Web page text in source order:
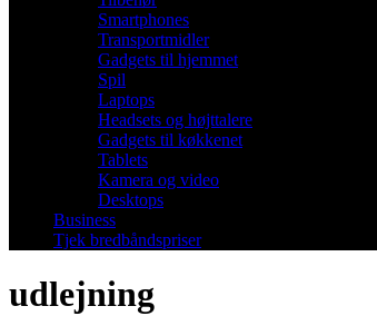
Smartphones
Transportmidler
Gadgets til hjemmet
Spil
Laptops
Headsets og højttalere
Gadgets til køkkenet
Tablets
Kamera og video
Desktops
Business
Tjek bredbåndspriser
udlejning